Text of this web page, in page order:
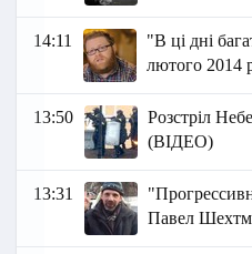
14:11
"В ці дні
лютого 2014
13:50
Розстріл
(ВІДЕО)
13:31
Павел